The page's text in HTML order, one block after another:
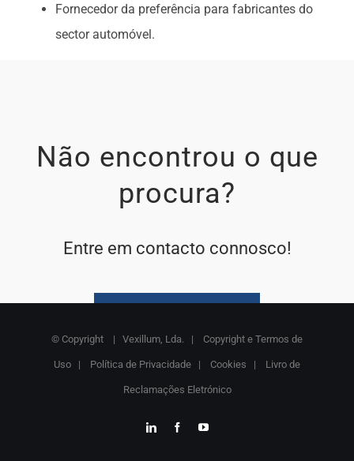
Fornecedor da preferência para fabricantes do
sector automóvel.
Não encontrou o que
procura?
Entre em contacto connosco!
© Copyright | Vexillum, Lda. | Copyright e Termos de
Uso | Política de Privacidade | Cookies | Livro de
Reclamações Eletrónico
LinkedInFacebookYouTube